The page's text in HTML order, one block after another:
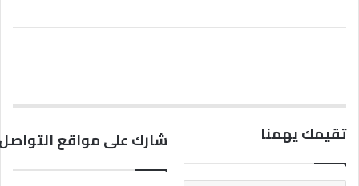
تقيمك يهمنا شارك على مواقع